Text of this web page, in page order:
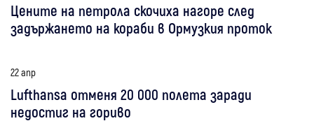
Цените на петрола скочиха нагоре след
задържането на кораби в Ормузкия проток
22 апр
Lufthansa отменя 20 000 полета заради
недостиг на гориво